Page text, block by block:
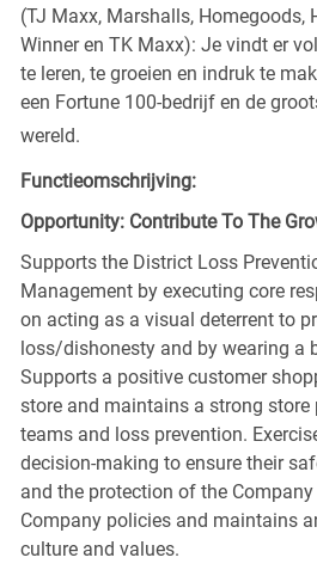
(TJ Maxx, Marshalls, Homegoods,
Winner en TK Maxx): Je vindt er
te leren, te groeien en indruk te
een Fortune 100-bedrijf en de
wereld.
Functieomschrijving:
Opportunity: Contribute To The
Supports the District Loss
Management by executing core
on acting as a visual deterrent to
loss/dishonesty and by wearing a
Supports a positive customer
store and maintains a strong
teams and loss prevention.
decision-making to ensure their
and the protection of the
Company policies and maintains
culture and values.